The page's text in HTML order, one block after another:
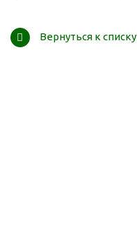
Вернуться к списку